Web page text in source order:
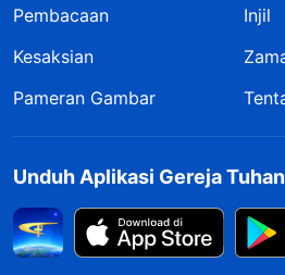
Pembacaan
Injil
Kesaksian
Pameran Gambar
Unduh Aplikasi Gereja